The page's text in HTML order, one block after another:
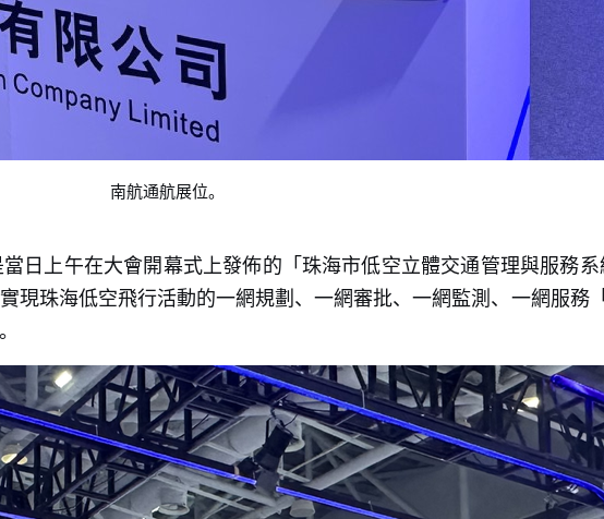
南航通航展位。
日上午在大會開幕式上發佈的「珠海市低空立體交通管理與服務
現珠海低空飛行活動的一網規劃、一網審批、一網監測、一網服務